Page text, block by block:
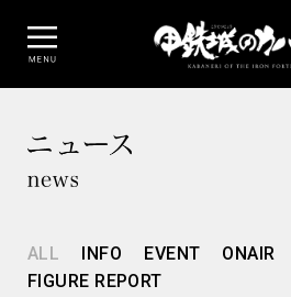
ALL INFO EVENT ONAIR
FIGURE REPORT